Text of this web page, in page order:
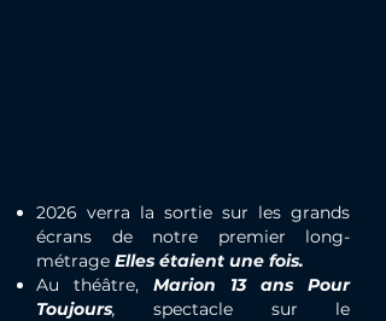
2026 verra la sortie sur les grands
écrans de notre premier long-
métrage Elles étaient une fois.
Au théâtre, Marion 13 ans Pour
Toujours,
spectacle sur le